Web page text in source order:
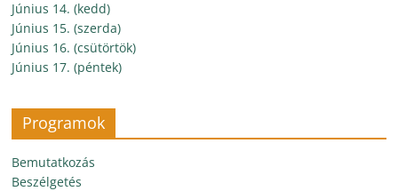
Június 14. (kedd)
Június 15. (szerda)
Június 16. (csütörtök)
Június 17. (péntek)
Programok
Bemutatkozás
Beszélgetés